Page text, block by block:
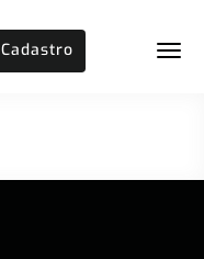
Cadastro